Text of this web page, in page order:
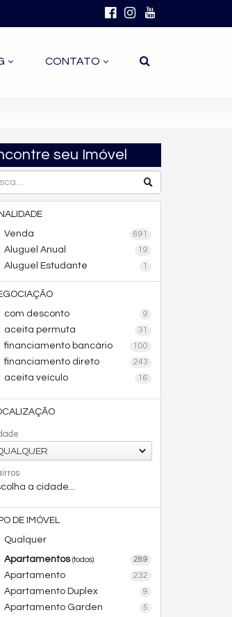
CONTATO
seu Imóvel
Venda
891
Aluguel Anual 19
Aluguel Estudante 1
com desconto
9
aceita permuta 31
financiamento bancário 100
financiamento direto 243
aceita veículo 16
a cidade...
DE IMÓVEL
Qualquer
Apartamentos(todos) 289
Apartamento 232
Apartamento Duplex 9
Apartamento Garden 5